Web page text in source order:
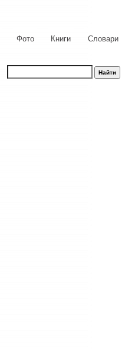
Фото Книги Словари